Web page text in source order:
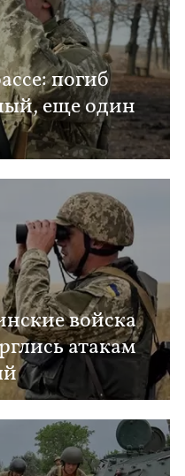
погиб
еще один
войска
атакам